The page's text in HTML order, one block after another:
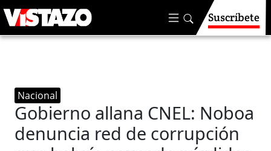
Suscríbete
Nacional
Gobierno allana CNEL: Noboa
denuncia red de corrupción